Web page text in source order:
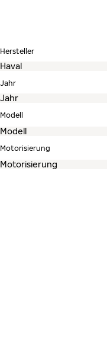
Hersteller
Jahr
Modell
Motorisierung